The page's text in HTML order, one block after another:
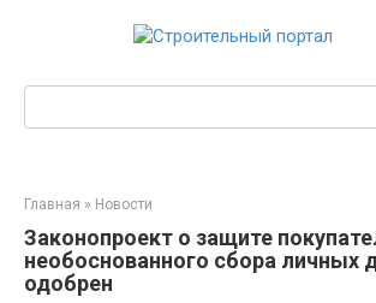
Поиск:
Главная » Новости
Законопроект о защите
необоснованного сбора личных
одобрен